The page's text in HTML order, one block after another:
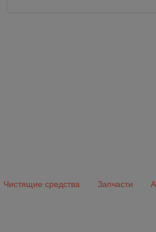
Чистящие средства Запчасти